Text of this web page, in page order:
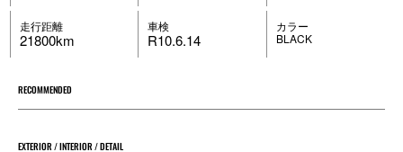
走行距離
21800km
車検
R10.6.14
カラー
BLACK
RECOMMENDED
EXTERIOR / INTERIOR / DETAIL